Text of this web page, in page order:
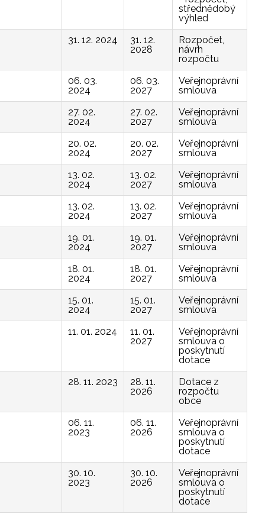
střednědobý
výhled
31. 12. 2024
31. 12.
2028
Rozpočet,
návrh
rozpočtu
06. 03.
2024
06. 03.
2027
Veřejnoprávní
smlouva
27. 02.
2024
27. 02.
2027
Veřejnoprávní
smlouva
20. 02.
2024
20. 02.
2027
Veřejnoprávní
smlouva
13. 02.
2024
13. 02.
2027
Veřejnoprávní
smlouva
13. 02.
2024
13. 02.
2027
Veřejnoprávní
smlouva
19. 01.
2024
19. 01.
2027
Veřejnoprávní
smlouva
18. 01.
2024
18. 01.
2027
Veřejnoprávní
smlouva
15. 01.
2024
15. 01.
2027
Veřejnoprávní
smlouva
11. 01. 2024
11. 01.
2027
Veřejnoprávní
smlouva o
poskytnutí
dotace
28. 11. 2023
28. 11.
2026
Dotace z
rozpočtu
obce
06. 11.
2023
06. 11.
2026
Veřejnoprávní
smlouva o
poskytnutí
dotace
30. 10.
2023
30. 10.
2026
Veřejnoprávní
smlouva o
poskytnutí
dotace